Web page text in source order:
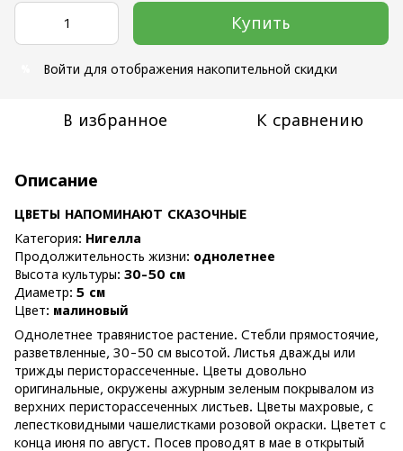
Купить
Войти для отображения накопительной скидки
В избранное К сравнению
Описание
ЦВЕТЫ НАПОМИНАЮТ СКАЗОЧНЫЕ
Категория: Нигелла
Продолжительность жизни: однолетнее
Высота культуры: 30-50 см
Диаметр: 5 см
Цвет: малиновый
Однолетнее травянистое растение. Стебли прямостоячие,
разветвленные, 30-50 см высотой. Листья дважды или
трижды перисторассеченные. Цветы довольно
оригинальные, окружены ажурным зеленым покрывалом из
верхних перисторассеченных листьев. Цветы махровые, с
лепестковидными чашелистками розовой окраски. Цветет с
конца июня по август. Посев проводят в мае в открытый